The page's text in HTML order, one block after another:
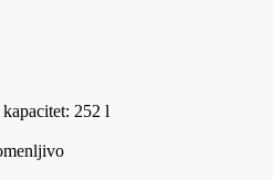
252 l